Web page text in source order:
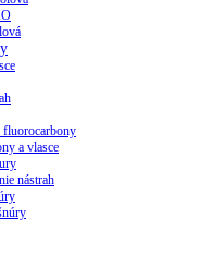
fluorocarbony
a vlasce
nástrah